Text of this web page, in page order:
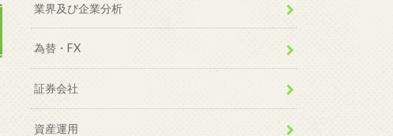
業界及び企業分析
為替・FX
証券会社
資産運用